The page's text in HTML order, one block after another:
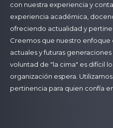
con nuestra experiencia y
experiencia académica,
ofreciendo actualidad y
Creemos que nuestro enfoque
actuales y futuras
voluntad de "la cima" es difícil
organización espera.
pertinencia para quien confía